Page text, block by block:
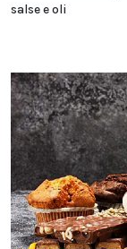
salse e oli